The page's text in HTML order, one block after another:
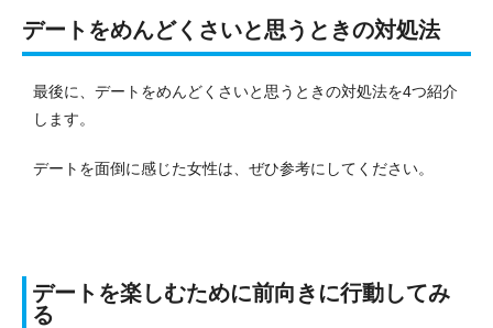
デートをめんどくさいと思うときの対処法
最後に、デートをめんどくさいと思うときの対処法を4つ紹介
します。
デートを面倒に感じた女性は、ぜひ参考にしてください。
デートを楽しむために前向きに行動してみ
る